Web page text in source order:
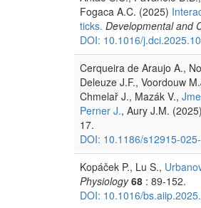
Fogaca A.C. (2025)
ticks. Developmental and
DOI: 10.1016/
Cerqueira de Araujo A.,
Deleuze J.F., Voordouw
Chmelař J., Mazák V.,
Perner J., Aury J.M. (2025)
17.
DOI: 10.1186/s12915-
Kopáček P., Lu S.,
Physiology 68 : 89-152.
DOI: 10.1016/